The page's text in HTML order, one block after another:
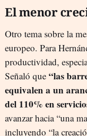
El menor
Otro tema sobre la
europeo. Para
productividad,
Señaló que “las
equivalen a un
del 110% en
avanzar hacia “una
incluyendo “la